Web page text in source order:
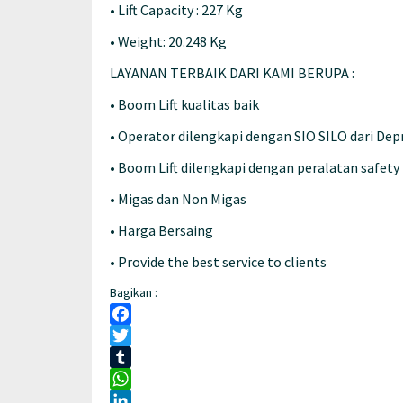
• Lift Capacity : 227 Kg
• Weight: 20.248 Kg
LAYANAN TERBAIK DARI KAMI BERUPA :
• Boom Lift kualitas baik
• Operator dilengkapi dengan SIO SILO dari
• Boom Lift dilengkapi dengan peralatan safety
• Migas dan Non Migas
• Harga Bersaing
• Provide the best service to clients
Bagikan :
Facebook
Twitter
Tumblr